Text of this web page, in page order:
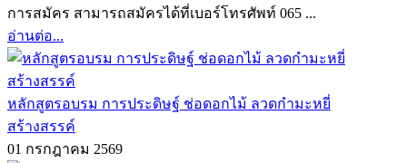
การสมัคร สามารถสมัครได้ที่เบอร์โทรศัพท์ 065 ...
อ่านต่อ...
หลักสูตรอบรม การประดิษฐ์ ช่อดอกไม้ ลวดกำมะหยี่
สร้างสรรค์
01 กรกฎาคม 2569